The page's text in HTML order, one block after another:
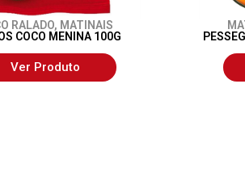
RALADO, MATINAIS
COCO MENINA 100G
Ver Produto